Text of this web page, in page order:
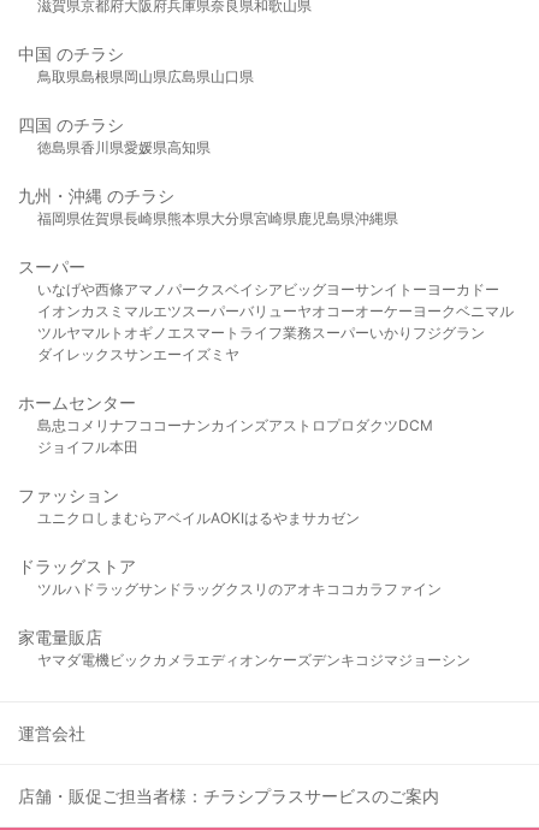
滋賀県京都府大阪府兵庫県奈良県和歌山県
中国 のチラシ
鳥取県島根県岡山県広島県山口県
四国 のチラシ
徳島県香川県愛媛県高知県
九州・沖縄 のチラシ
福岡県佐賀県長崎県熊本県大分県宮崎県鹿児島県沖縄県
スーパー
いなげや西條アマノパークスベイシア ビッグヨーサンイトーヨーカドー
イオンカスミ マルエツスーパーバリューヤオコーオーケー ヨークベニマル
ツルヤマルト オギノ エスマート ライフ業務スーパーいかり フジグラン
ダイレックスサンエーイズミヤ
ホームセンター
島忠 コメリ ナフコ コーナンカインズアストロプロダクツDCM
ジョイフル本田
ファッション
ユニクロ しまむら アベイルAOKIはるやま サカゼン
ドラッグストア
ツルハドラッグサンドラッグクスリのアオキ ココカラファイン
家電量販店
ヤマダ電機ビックカメラ エディオンケーズデンキ コジマジョーシン
運営会社
店舗・販促ご担当者様：チラシプラスサービスのご案内